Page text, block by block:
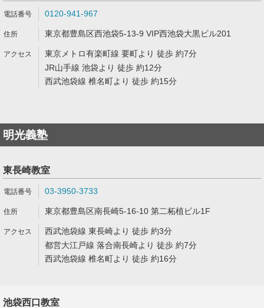
0120-941-967
東京都豊島区西池袋5-13-9 VIP西池袋大黒ビル201
東京メトロ有楽町線 要町より 徒歩 約7分
JR山手線 池袋より 徒歩 約12分
西武池袋線 椎名町より 徒歩 約15分
明光義塾
東長崎教室
03-3950-3733
東京都豊島区南長崎5-16-10 第二柘植ビル1F
西武池袋線 東長崎より 徒歩 約3分
都営大江戸線 落合南長崎より 徒歩 約7分
西武池袋線 椎名町より 徒歩 約16分
池袋西口教室